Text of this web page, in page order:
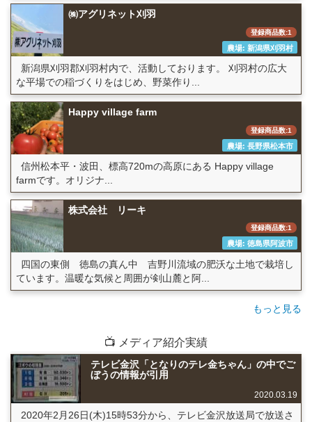
㈱アグリネット刈羽
登録商品数:1
農場: 新潟県刈羽村
新潟県刈羽郡刈羽村内で、活動しております。 刈羽村の広大
な平場での稲づくりをはじめ、野菜作り...
Happy village farm
登録商品数:1
農場: 長野県松本市
信州松本平・波田、標高720mの高原にある Happy village
farmです。オリジナ...
株式会社 リーキ
登録商品数:1
農場: 徳島県阿波市
四国の東側 徳島の真ん中 吉野川流域の肥沃な土地で栽培し
ています。温暖な気候と周囲が剣山麓と阿...
もっと見る
📺 メディア紹介実績
テレビ金沢「となりのテレ金ちゃん」の中でご
ぼうの情報が引用
2020.03.19
2020年2月26日(木)15時53分から、テレビ金沢放送局で放送さ